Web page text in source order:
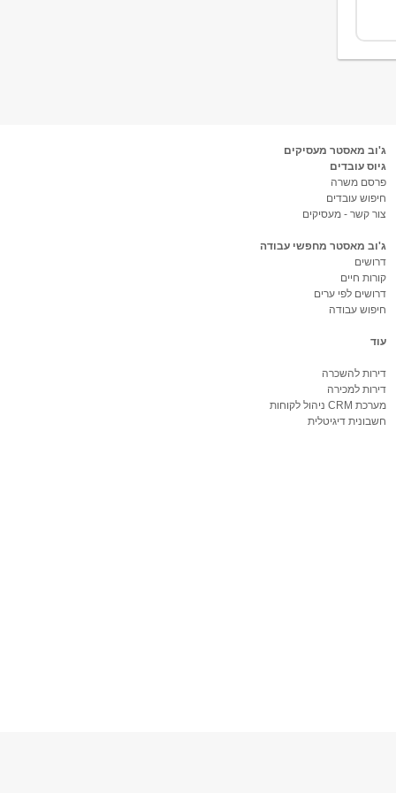
ג'וב מאסטר מעסיקים
גיוס עובדים
פרסם משרה
חיפוש עובדים
צור קשר - מעסיקים
ג'וב מאסטר מחפשי עבודה
דרושים
קורות חיים
דרושים לפי ערים
חיפוש עבודה
עוד
דירות להשכרה
דירות למכירה
מערכת CRM ניהול לקוחות
חשבונית דיגיטלית